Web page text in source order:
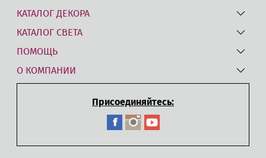
КАТАЛОГ ДЕКОРА
КАТАЛОГ СВЕТА
ПОМОЩЬ
О КОМПАНИИ
Присоединяйтесь: